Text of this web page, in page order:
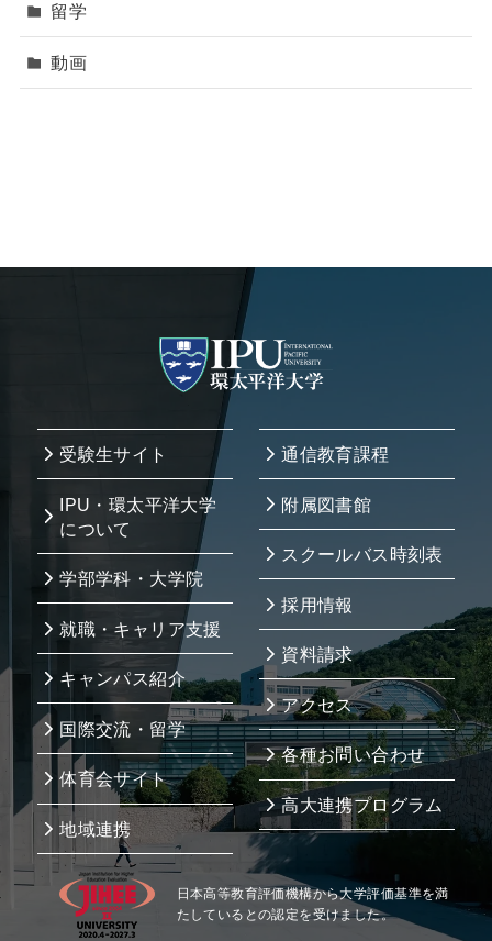
留学
動画
受験生サイト
IPU・環太平洋大学
について
学部学科・大学院
就職・キャリア支援
キャンパス紹介
国際交流・留学
体育会サイト
地域連携
通信教育課程
附属図書館
スクールバス時刻表
採用情報
資料請求
アクセス
各種お問い合わせ
高大連携プログラム
日本高等教育評価機構から大学評価基準を満
たしているとの認定を受けました。